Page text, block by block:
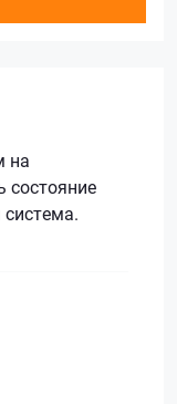
на
состояние